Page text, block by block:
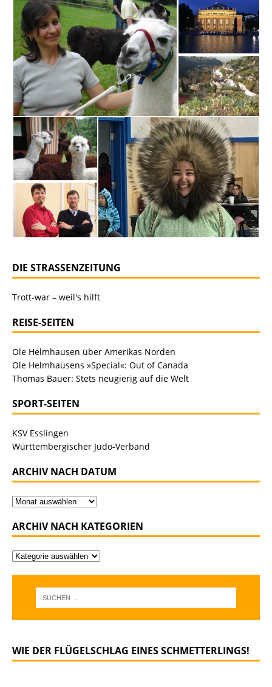
DIE STRASSENZEITUNG
Trott-war – weil's hilft
REISE-SEITEN
Ole Helmhausen über Amerikas Norden
Ole Helmhausens »Special«: Out of Canada
Thomas Bauer: Stets neugierig auf die Welt
SPORT-SEITEN
KSV Esslingen
Württembergischer Judo-Verband
ARCHIV NACH DATUM
ARCHIV NACH KATEGORIEN
WIE DER FLÜGELSCHLAG EINES SCHMETTERLINGS!